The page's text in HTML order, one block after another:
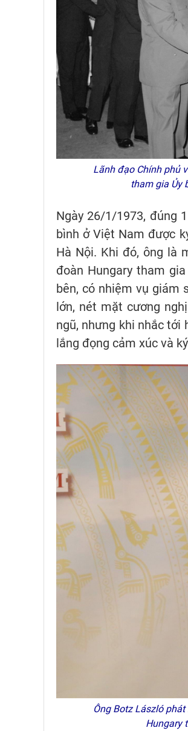
Lãnh đạo Chính phủ
tham gia Ủy
Ngày 26/1/1973, đúng
bình ở Việt Nam được
Hà Nội. Khi đó, ông là
đoàn Hungary tham
bên, có nhiệm vụ giám
lớn, nét mặt cương
ngũ, nhưng khi nhắc tới
lắng đọng cảm xúc và
Ông Botz László
Hungary